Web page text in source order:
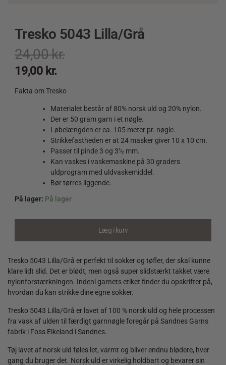
Tresko 5043 Lilla/Grå
24,00kr.
19,00 kr.
Fakta om Tresko
Materialet består af 80% norsk uld og 20% nylon.
Der er 50 gram garn i et nøgle.
Løbelængden er ca. 105 meter pr. nøgle.
Strikkefastheden er at 24 masker giver 10 x 10 cm.
Passer til pinde 3 og 3½ mm.
Kan vaskes i vaskemaskine på 30 graders
uldprogram med uldvaskemiddel.
Bør tørres liggende.
På lager: På lager
Tresko
Læg i kurv
Tresko 5043 Lilla/Grå er perfekt til sokker og tøfler, der skal kunne
klare lidt slid. Det er blødt, men også super slidstærkt takket være
nylonforstærkningen. Indeni garnets etiket finder du opskrifter på,
hvordan du kan strikke dine egne sokker.
Tresko 5043 Lilla/Grå er lavet af 100 % norsk uld og hele processen
fra vask af ulden til færdigt garnnøgle foregår på Sandnes Garns
fabrik i Foss Eikeland i Sandnes.
Tøj lavet af norsk uld føles let, varmt og bliver endnu blødere, hver
gang du bruger det. Norsk uld er virkelig holdbart og bevarer sin